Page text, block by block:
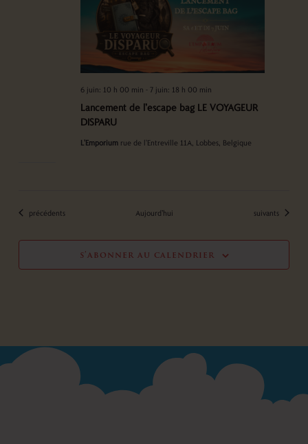
Lancement de l’escape bag LE VOYAGEUR
DISPARU
6 juin: 10 h 00 min - 7 juin: 18 h 00 min
L'Emporium rue de l'Entreville 11A, Lobbes, Belgique
Évènements
précédents Aujourd’hui Évènements
suivants
s’abonner au calendrier